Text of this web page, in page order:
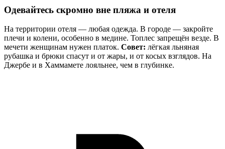
Одевайтесь скромно вне пляжа и отеля
На территории отеля — любая одежда. В городе — закройте
плечи и колени, особенно в медине. Топлес запрещён везде. В
мечети женщинам нужен платок. Совет: лёгкая льняная
рубашка и брюки спасут и от жары, и от косых взглядов. На
Джербе и в Хаммамете лояльнее, чем в глубинке.